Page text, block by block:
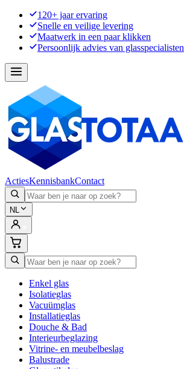
120+ jaar ervaring
Snelle en veilige levering
Maatwerk in een paar klikken
Persoonlijk advies van glasspecialisten
ActiesKennisbankContact
NL
Enkel glas
Isolatieglas
Vacuümglas
Installatieglas
Douche & Bad
Interieurbeglazing
Vitrine- en meubelbeslag
Balustrade